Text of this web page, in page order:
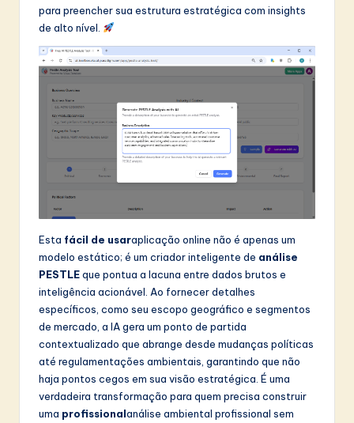
w
o
ti
o
para preencher sua estrutura estratégica com insights
de alto nível.
Esta fácil de usaraplicação online não é apenas um
modelo estático; é um criador inteligente de análise
PESTLEque pontua a lacuna entre dados brutos e
inteligência acionável. Ao fornecer detalhes
específicos, como seu escopo geográfico e segmentos
de mercado, a IA gera um ponto de partida
contextualizado que abrange desde mudanças políticas
até regulamentações ambientais, garantindo que não
haja pontos cegos em sua visão estratégica. É uma
verdadeira transformação para quem precisa construir
uma profissionalanálise ambiental profissional sem